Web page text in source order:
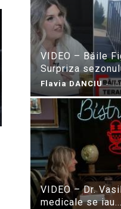
VIDEO – Băile
Surpriza
Flavia DANCIU -
VIDEO – Dr.
medicale se iau...